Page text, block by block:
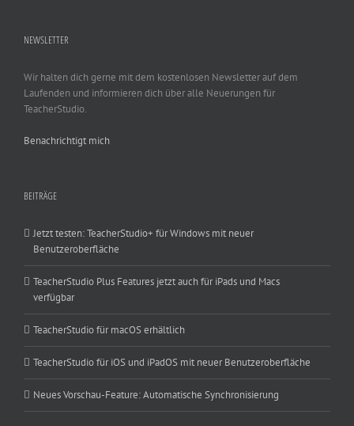
NEWSLETTER
Wir halten dich gerne mit dem kostenlosen Newsletter auf dem
Laufenden und informieren dich über alle Neuerungen für
TeacherStudio.
Benachrichtigt mich
BEITRÄGE
Jetzt testen: TeacherStudio+ für Windows mit neuer
Benutzeroberfläche
TeacherStudio Plus Features jetzt auch für iPads und Macs
verfügbar
TeacherStudio für macOS erhältlich
TeacherStudio für iOS und iPadOS mit neuer Benutzeroberfläche
Neues Vorschau-Feature: Automatische Synchronisierung